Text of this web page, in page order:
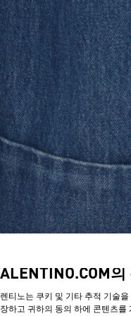
티노는 쿠키 및 기타 추적 기술
하고 귀하의 동의 하에 콘텐츠